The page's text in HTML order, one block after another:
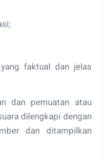
faktual dan jelas
dan pemuatan atau
dilengkapi dengan
dan ditampilkan